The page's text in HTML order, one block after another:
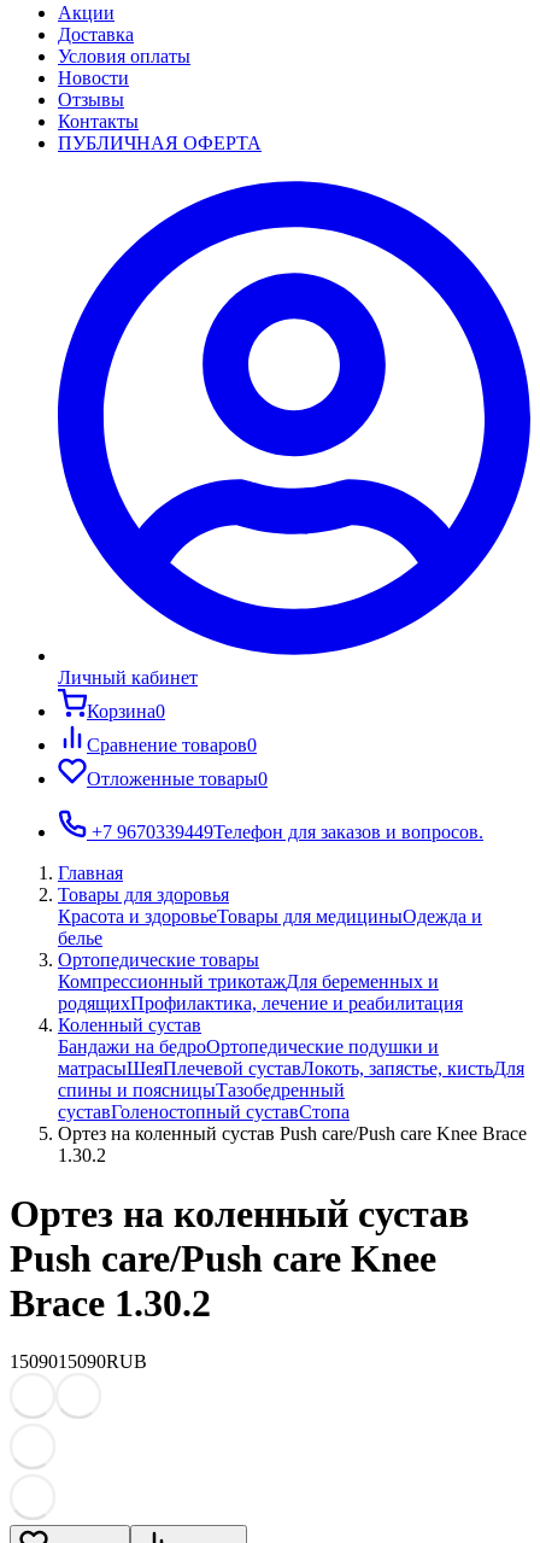
Акции
Доставка
Условия оплаты
Новости
Отзывы
Контакты
ПУБЛИЧНАЯ ОФЕРТА
Личный кабинет
Корзина0
Сравнение товаров0
Отложенные товары0
+7 9670339449Телефон для заказов и вопросов.
Главная
Товары для здоровья
Красота и здоровьеТовары для медициныОдежда и
белье
Ортопедические товары
Компрессионный трикотажДля беременных и
родящихПрофилактика, лечение и реабилитация
Коленный сустав
Бандажи на бедроОртопедические подушки и
матрасыШеяПлечевой суставЛокоть, запястье, кистьДля
спины и поясницыТазобедренный
суставГоленостопный суставСтопа
Ортез на коленный сустав Push care/Push care Knee Brace
1.30.2
Ортез на коленный сустав
Push care/Push care Knee
Brace 1.30.2
1509015090RUB